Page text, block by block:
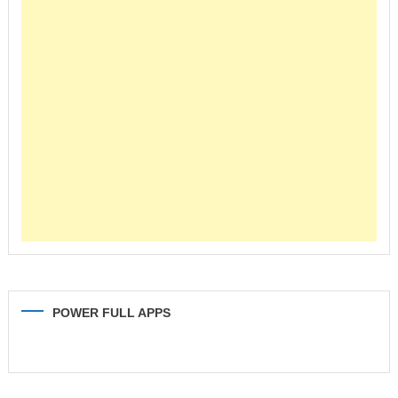
POWER FULL APPS